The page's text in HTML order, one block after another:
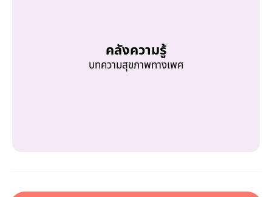
คลังความรู้
บทความสุขภาพทางเพศ